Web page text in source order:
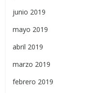
junio 2019
mayo 2019
abril 2019
marzo 2019
febrero 2019